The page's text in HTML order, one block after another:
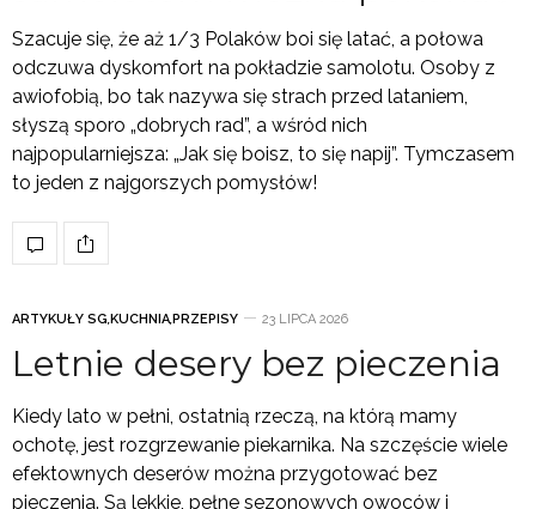
Szacuje się, że aż 1/3 Polaków boi się latać, a połowa
odczuwa dyskomfort na pokładzie samolotu. Osoby z
awiofobią, bo tak nazywa się strach przed lataniem,
słyszą sporo „dobrych rad”, a wśród nich
najpopularniejsza: „Jak się boisz, to się napij”. Tymczasem
to jeden z najgorszych pomysłów!
ARTYKUŁY SG,KUCHNIA,PRZEPISY 23 LIPCA 2026
Letnie desery bez pieczenia
Kiedy lato w pełni, ostatnią rzeczą, na którą mamy
ochotę, jest rozgrzewanie piekarnika. Na szczęście wiele
efektownych deserów można przygotować bez
pieczenia. Są lekkie, pełne sezonowych owoców i